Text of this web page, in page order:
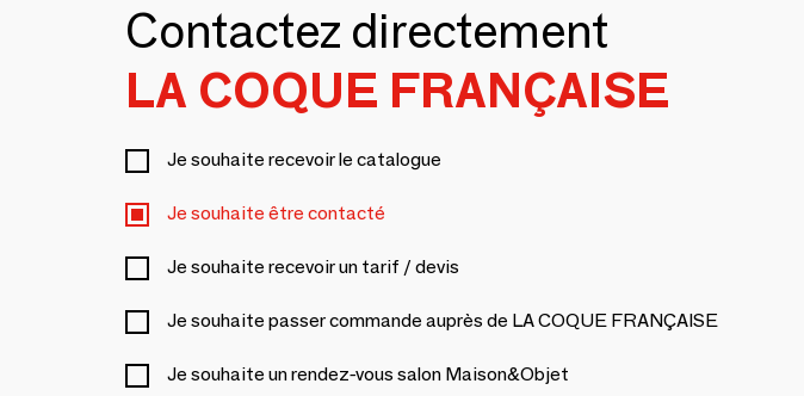
Contactez directement
LA COQUE FRANÇAISE
Je souhaite recevoir le catalogue
Je souhaite être contacté
Je souhaite recevoir un tarif / devis
Je souhaite passer commande auprès de LA COQUE FRANÇAISE
Je souhaite un rendez-vous salon Maison&Objet